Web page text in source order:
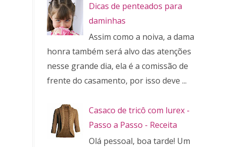
Dicas de penteados para
daminhas
Assim como a noiva, a dama de
honra também será alvo das atenções
nesse grande dia, ela é a comissão de
frente do casamento, por isso deve ...
Casaco de tricô com lurex -
Passo a Passo - Receita
Olá pessoal, boa tarde! Um